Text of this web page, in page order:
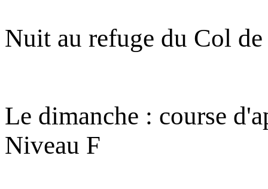
Nuit au refuge du Col
Le dimanche : course
Niveau F